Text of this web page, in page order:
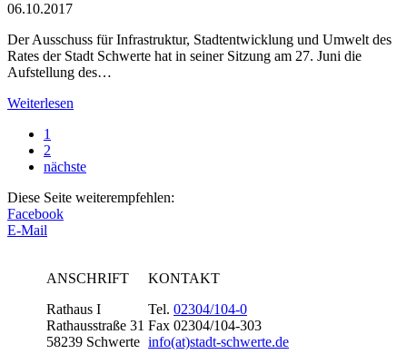
06.10.2017
Der Ausschuss für Infrastruktur, Stadtentwicklung und Umwelt des
Rates der Stadt Schwerte hat in seiner Sitzung am 27. Juni die
Aufstellung des…
Weiterlesen
1
2
nächste
Diese Seite weiterempfehlen:
Facebook
E-Mail
ANSCHRIFT
Rathaus I
Rathausstraße 31
58239 Schwerte
KONTAKT
Tel. 02304/104-0
Fax 02304/104-303
info(at)stadt-schwerte.de